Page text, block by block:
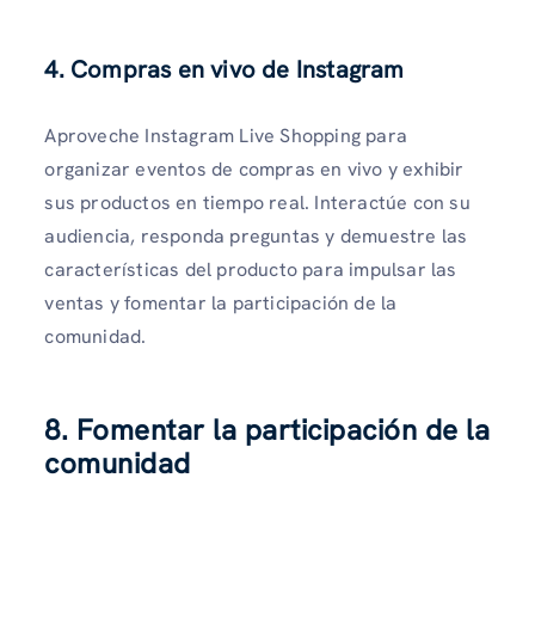
4. Compras en vivo de Instagram
Aproveche Instagram Live Shopping para
organizar eventos de compras en vivo y exhibir
sus productos en tiempo real. Interactúe con su
audiencia, responda preguntas y demuestre las
características del producto para impulsar las
ventas y fomentar la participación de la
comunidad.
8. Fomentar la participación de la
comunidad